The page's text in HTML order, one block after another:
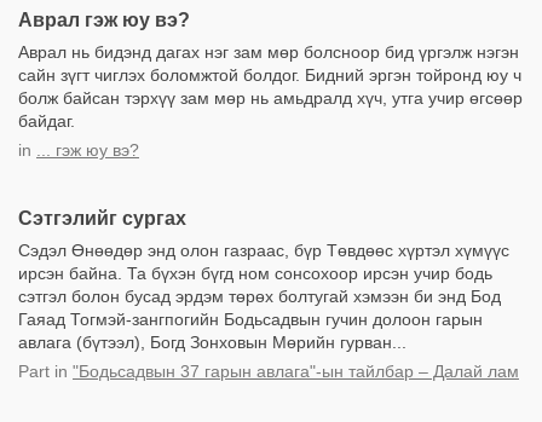
Аврал гэж юу вэ?
Аврал нь бидэнд дагах нэг зам мөр болсноор бид үргэлж нэгэн
сайн зүгт чиглэх боломжтой болдог. Бидний эргэн тойронд юу ч
болж байсан тэрхүү зам мөр нь амьдралд хүч, утга учир өгсөөр
байдаг.
in
... гэж юу вэ?
Сэтгэлийг сургах
Сэдэл Өнөөдөр энд олон газраас, бүр Төвдөөс хүртэл хүмүүс
ирсэн байна. Та бүхэн бүгд ном сонсохоор ирсэн учир бодь
сэтгэл болон бусад эрдэм төрөх болтугай хэмээн би энд Бод
Гаяад Тогмэй-зангпогийн Бодьсадвын гучин долоон гарын
авлага (бүтээл), Богд Зонховын Мөрийн гурван...
Part in "Бодьсадвын 37 гарын авлага"-ын тайлбар – Далай лам